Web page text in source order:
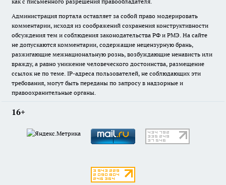
Администрация портала оставляет за собой право модерировать
комментарии, исходя из соображений сохранения конструктивности
обсуждения тем и соблюдения законодательства РФ и РМЭ. На сайте
не допускаются комментарии, содержащие нецензурную брань,
разжигающие межнациональную рознь, возбуждающие ненависть или
вражду, а равно унижение человеческого достоинства, размещение
ссылок не по теме. IP-адреса пользователей, не соблюдающих эти
требования, могут быть переданы по запросу в надзорные и
правоохранительные органы.
16+